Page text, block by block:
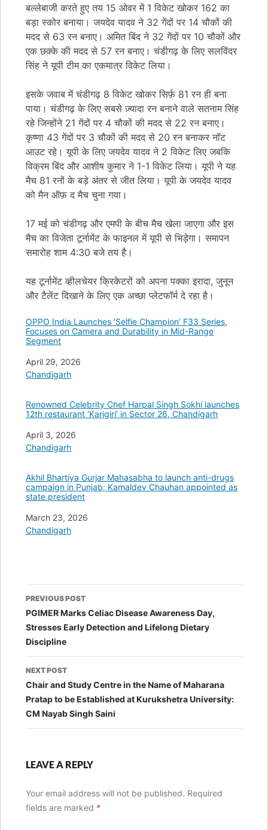
बल्लेबाजी करते हुए तय 15 ओवर में 1 विकेट खोकर 162 का
बड़ा स्कोर बनाया। जयदेव यादव ने 32 गेंदों पर 14 चौकों की
मदद से 63 रन बनाए। अमित बिंद ने 32 गेंदों पर 10 चौकों और
एक छक्के की मदद से 57 रन बनाए। चंडीगढ़ के लिए सलविंदर
सिंह ने यूपी टीम का एकमात्र विकेट लिया।
इसके जवाब में चंडीगढ़ 8 विकेट खोकर सिर्फ़ 81 रन ही बना
पाया। चंडीगढ़ के लिए सबसे ज़्यादा रन बनाने वाले सतनाम सिंह
रहे जिन्होंने 21 गेंदों पर 4 चौकों की मदद से 22 रन बनाए।
कृष्णा 43 गेंदों पर 3 चौकों की मदद से 20 रन बनाकर नॉट
आउट रहे। यूपी के लिए जयदेव यादव ने 2 विकेट लिए जबकि
विक्रम बिंद और आशीष कुमार ने 1-1 विकेट लिया। यूपी ने यह
मैच 81 रनों के बड़े अंतर से जीत लिया। यूपी के जयदेव यादव
को मैन ऑफ़ द मैच चुना गया।
17 मई को चंडीगढ़ और एमपी के बीच मैच खेला जाएगा और इस
मैच का विजेता टूर्नामेंट के फाइनल में यूपी से भिड़ेगा। समापन
समारोह शाम 4:30 बजे तय है।
यह टूर्नामेंट व्हीलचेयर क्रिकेटरों को अपना पक्का इरादा, जुनून
और टैलेंट दिखाने के लिए एक अच्छा प्लेटफॉर्म दे रहा है।
OPPO India Launches ‘Selfie Champion’ F33 Series,
Focuses on Camera and Durability in Mid-Range
Segment
Date
April 29, 2026
In relation to
Chandigarh
Renowned Celebrity Chef Harpal Singh Sokhi launches
12th restaurant ‘Karigiri’ in Sector 26, Chandigarh
Date
April 3, 2026
In relation to
Chandigarh
Akhil Bhartiya Gurjar Mahasabha to launch anti-drugs
campaign in Punjab; Kamaldev Chauhan appointed as
state president
Date
March 23, 2026
In relation to
Chandigarh
Post
navigation
PREVIOUS POST
PGIMER Marks Celiac Disease Awareness Day,
Stresses Early Detection and Lifelong Dietary
Discipline
NEXT POST
Chair and Study Centre in the Name of Maharana
Pratap to be Established at Kurukshetra University:
CM Nayab Singh Saini
LEAVE A REPLY
Your email address will not be published. Required
fields are marked *